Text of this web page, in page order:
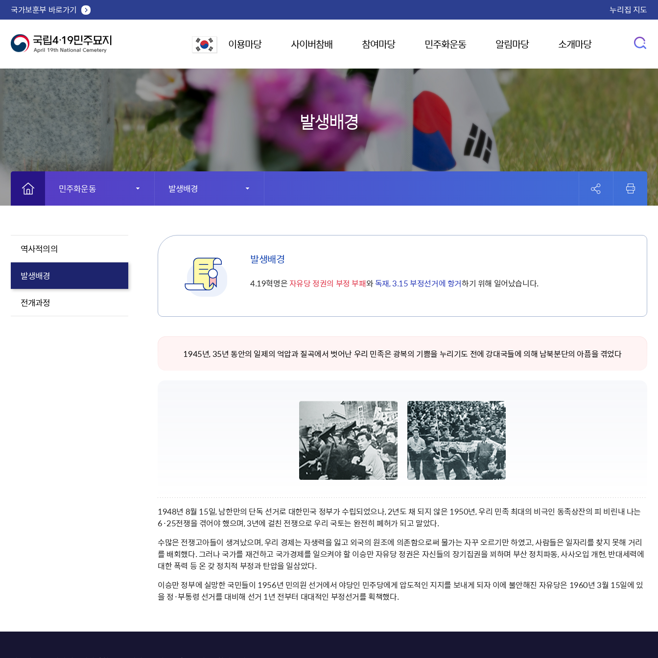
국가보훈부 바로가기 누리집 지도
이용마당 사이버참배 참여마당 민주화운동 알림마당 소개마당
발생배경
민주화운동 발생배경
역사적의의
발생배경
전개과정
발생배경
4.19혁명은자유당 정권의 부정 부패와독재, 3.15 부정선거에 항거하기 위해 일어났습니다.
1945년, 35년 동안의 일제의 억압과 질곡에서 벗어난 우리 민족은 광복의 기쁨을 누리기도 전에 강대국들에 의해 남북분단의 아픔을 겪었다
1948년 8월 15일, 남한만의 단독 선거로 대한민국 정부가 수립되었으나, 2년도 채 되지 않은 1950년, 우리 민족 최대의 비극인 동족상잔의 피 비린내 나는
6·25전쟁을 겪어야 했으며, 3년에 걸친 전쟁으로 우리 국토는 완전히 폐허가 되고 말았다.
수많은 전쟁고아들이 생겨났으며, 우리 경제는 자생력을 잃고 외국의 원조에 의존함으로써 물가는 자꾸 오르기만 하였고, 사람들은 일자리를 찾지 못해 거리
를 배회했다. 그러나 국가를 재건하고 국가경제를 일으켜야 할 이승만 자유당 정권은 자신들의 장기집권을 꾀하며 부산 정치파동, 사사오입 개헌, 반대세력에
대한 폭력 등 온 갖 정치적 부정과 탄압을 일삼았다.
이승만 정부에 실망한 국민들이 1956년 민의원 선거에서 야당인 민주당에게 압도적인 지지를 보내게 되자 이에 불안해진 자유당은 1960년 3월 15일에 있
을 정·부통령 선거를 대비해 선거 1년 전부터 대대적인 부정선거를 획책했다.